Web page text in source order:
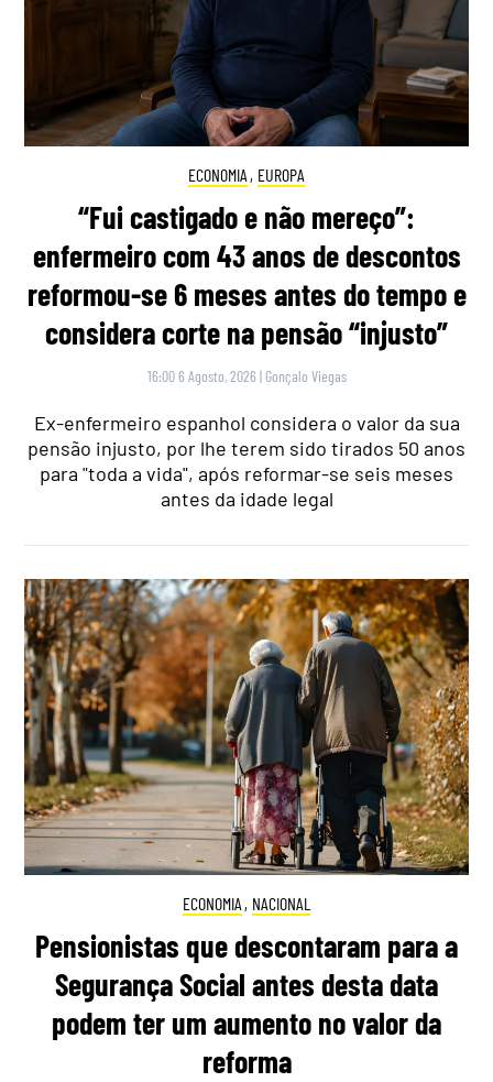
ECONOMIA , EUROPA
“Fui castigado e não mereço”:
enfermeiro com 43 anos de descontos
reformou-se 6 meses antes do tempo e
considera corte na pensão “injusto”
16:00 6 Agosto, 2026 | Gonçalo Viegas
Ex-enfermeiro espanhol considera o valor da sua
pensão injusto, por lhe terem sido tirados 50 anos
para "toda a vida", após reformar-se seis meses
antes da idade legal
ECONOMIA , NACIONAL
Pensionistas que descontaram para a
Segurança Social antes desta data
podem ter um aumento no valor da
reforma